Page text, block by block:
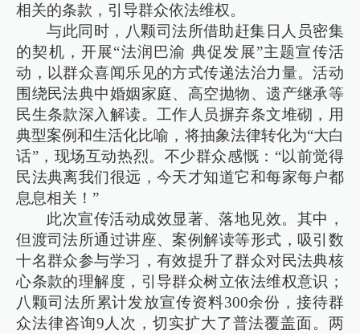
相关的条款，引导群众依法维权。
与此同时，八颗司法所借助赶集日人员密集
的契机，开展“法润巴渝 典促发展”主题宣传活
动，以群众喜闻乐见的方式传递法治力量。活动
围绕民法典中婚姻家庭、高空抛物、遗产继承等
民生条款深入解读。工作人员摒弃条文堆砌，用
典型案例和生活化比喻，将抽象法律转化为“大白
话”，现场互动热烈。不少群众感慨：“以前觉得
民法典离我们很远，今天才知道它和每家每户都
息息相关！”
此次宣传活动成效显著、落地见效。其中，
但渡司法所通过讲座、案例解读等形式，吸引数
十名群众参与学习，有效提升了群众对民法典核
心条款的理解度，引导群众树立依法维权意识；
八颗司法所累计发放宣传资料300余份，接待群
众法律咨询9人次，切实扩大了普法覆盖面。两